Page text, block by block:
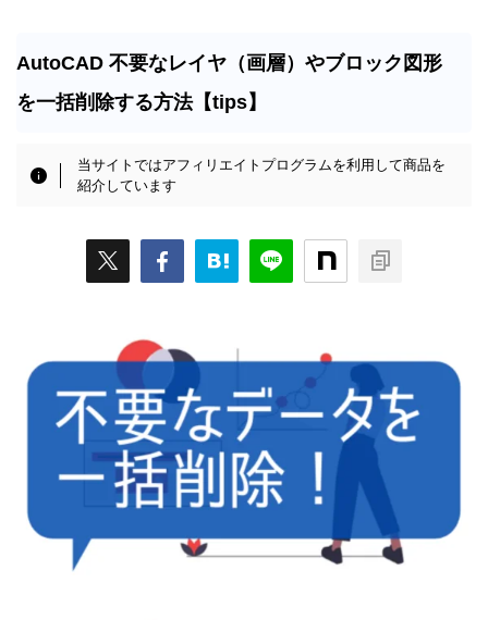
AutoCAD 不要なレイヤ（画層）やブロック図形
を一括削除する方法【tips】
当サイトではアフィリエイトプログラムを利用して商品を
紹介しています